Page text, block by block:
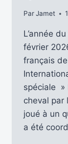
ParJamet
L’année
février
français
spéciale »
cheval par
joué à un
a été